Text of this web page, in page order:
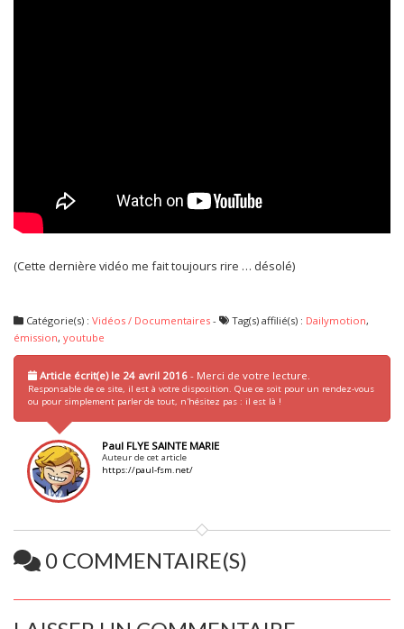
(Cette dernière vidéo me fait toujours rire … désolé)
Catégorie(s) :Vidéos / Documentaires - Tag(s) affilié(s) : Dailymotion,
émission, youtube
Article écrit(e) le 24 avril 2016 - Merci de votre lecture.
Responsable de ce site, il est à votre disposition. Que ce soit pour un rendez-vous
ou pour simplement parler de tout, n'hésitez pas : il est là !
Paul FLYE SAINTE MARIE
Auteur de cet article
https://paul-fsm.net/
0 COMMENTAIRE(S)